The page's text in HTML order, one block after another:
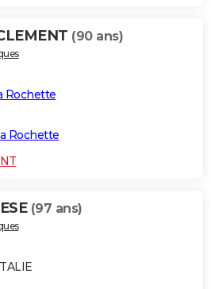
(90 ans)
Rochette
Rochette
(97 ans)